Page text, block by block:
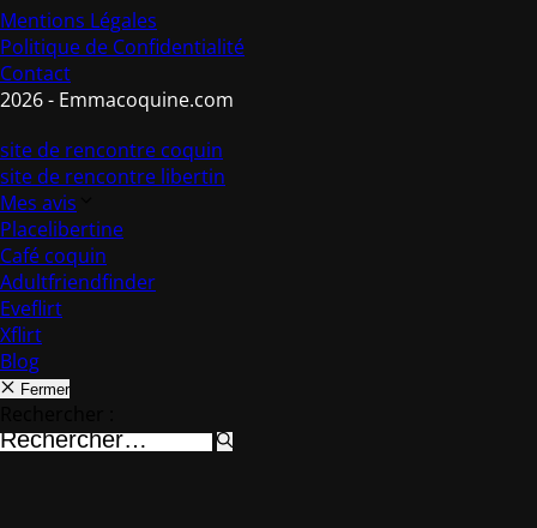
Mentions Légales
Politique de Confidentialité
Contact
2026 - Emmacoquine.com
site de rencontre coquin
site de rencontre libertin
Mes avis
Placelibertine
Café coquin
Adultfriendfinder
Eveflirt
Xflirt
Blog
Fermer